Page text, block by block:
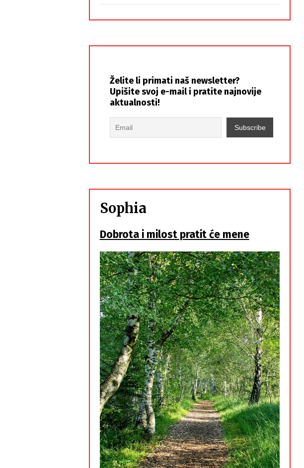
Želite li primati naš newsletter?
Upišite svoj e-mail i pratite najnovije
aktualnosti!
Sophia
Dobrota i milost pratit će mene